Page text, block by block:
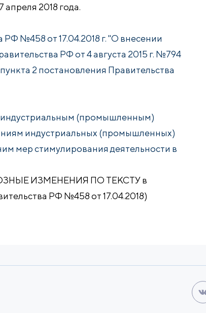
апреля 2018 года.
№458 от 17.04.2018 г. "О внесении
РФ от 4 августа 2015 г. №794
2 постановления Правительства
индустриальным (промышленным)
индустриальных (промышленных)
мер стимулирования деятельности в
ИЗМЕНЕНИЯ ПО ТЕКСТУ в
РФ №458 от 17.04.2018)